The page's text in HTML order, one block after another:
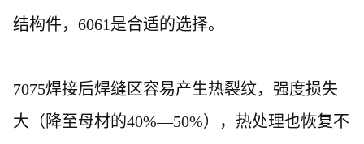
结构件，6061是合适的选择。
7075焊接后焊缝区容易产生热裂纹，强度损失
大（降至母材的40%—50%），热处理也恢复不